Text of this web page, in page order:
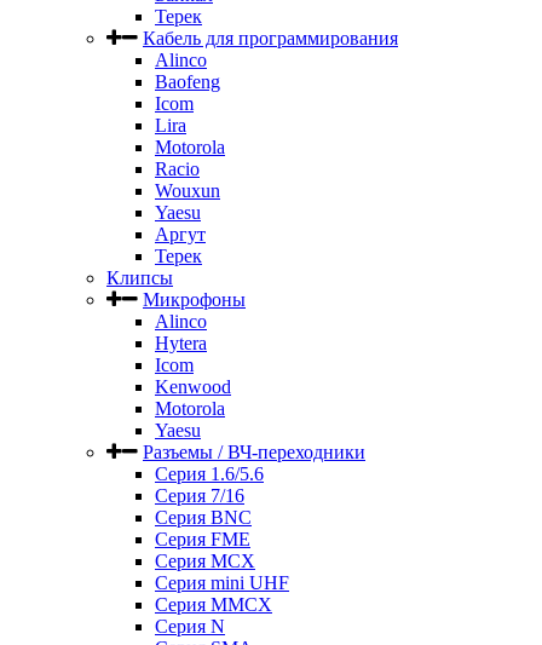
Терек
Кабель для программирования
Alinco
Baofeng
Icom
Lira
Motorola
Racio
Wouxun
Yaesu
Аргут
Терек
Клипсы
Микрофоны
Alinco
Hytera
Icom
Kenwood
Motorola
Yaesu
Разъемы / ВЧ-переходники
Серия 1.6/5.6
Серия 7/16
Серия BNC
Серия FME
Серия MCX
Серия mini UHF
Серия MMCX
Серия N